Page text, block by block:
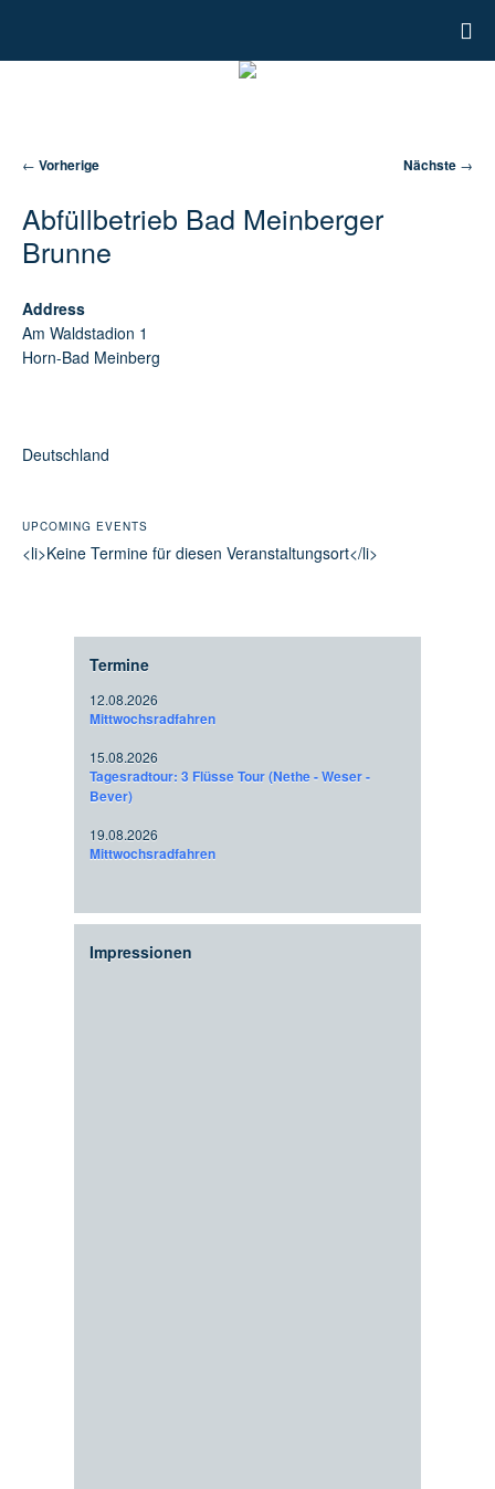
Artikelnavigation
← Vorherige Nächste →
Abfüllbetrieb Bad Meinberger
Brunne
Address
Am Waldstadion 1
Horn-Bad Meinberg
Deutschland
UPCOMING EVENTS
<li>Keine Termine für diesen Veranstaltungsort</li>
Termine
12.08.2026
Mittwochsradfahren
15.08.2026
Tagesradtour: 3 Flüsse Tour (Nethe - Weser -
Bever)
19.08.2026
Mittwochsradfahren
Impressionen